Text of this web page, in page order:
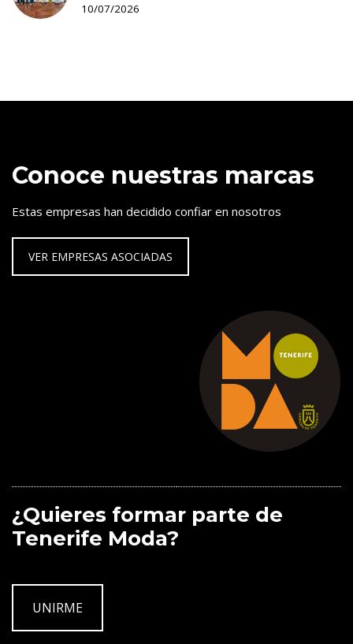
10/07/2026
Conoce nuestras marcas
Estas empresas han decidido confiar en nosotros
VER EMPRESAS ASOCIADAS
¿Quieres formar parte de
Tenerife Moda?
UNIRME